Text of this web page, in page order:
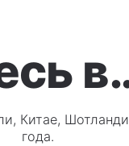
Китае,
года.